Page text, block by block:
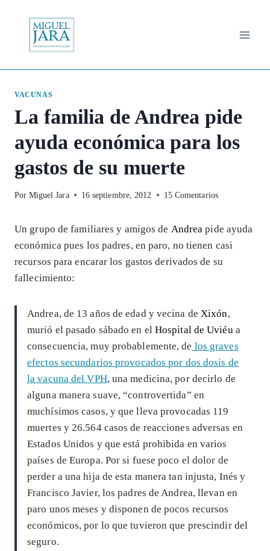
contenido
VACUNAS
La familia de Andrea pide
ayuda económica para los
gastos de su muerte
Por Miguel Jara 16 septiembre, 2012 15 Comentarios
Un grupo de familiares y amigos de Andrea pide ayuda
económica pues los padres, en paro, no tienen casi
recursos para encarar los gastos derivados de su
fallecimiento:
Andrea, de 13 años de edad y vecina de Xixón,
murió el pasado sábado en el Hospital de Uviéu a
consecuencia, muy probablemente, de los graves
efectos secundarios provocados por dos dosis de
la vacuna del VPH, una medicina, por decirlo de
alguna manera suave, “controvertida” en
muchísimos casos, y que lleva provocadas 119
muertes y 26.564 casos de reacciones adversas en
Estados Unidos y que está prohibida en varios
países de Europa. Por si fuese poco el dolor de
perder a una hija de esta manera tan injusta, Inés y
Francisco Javier, los padres de Andrea, llevan en
paro unos meses y disponen de pocos recursos
económicos, por lo que tuvieron que prescindir del
seguro.